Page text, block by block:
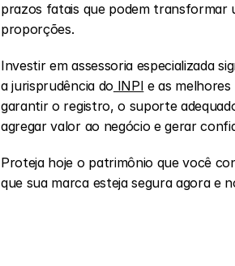
prazos fatais que podem transformar
proporções.
Investir em assessoria especializada
a jurisprudência do INPI e as
garantir o registro, o suporte
agregar valor ao negócio e gerar
Proteja hoje o patrimônio que você
que sua marca esteja segura agora e